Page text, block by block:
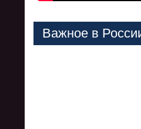
Важное в